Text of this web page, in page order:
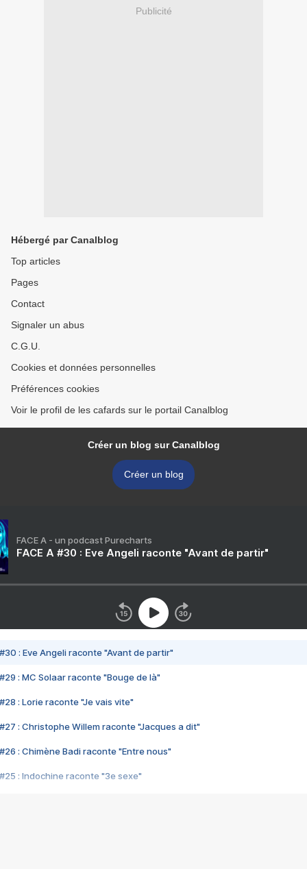
Publicité
Hébergé par Canalblog
Top articles
Pages
Contact
Signaler un abus
C.G.U.
Cookies et données personnelles
Préférences cookies
Voir le profil de les cafards sur le portail Canalblog
Créer un blog sur Canalblog
Créer un blog
FACE A - un podcast Purecharts
FACE A #30 : Eve Angeli raconte "Avant de partir"
#30 : Eve Angeli raconte "Avant de partir"
#29 : MC Solaar raconte "Bouge de là"
#28 : Lorie raconte "Je vais vite"
#27 : Christophe Willem raconte "Jacques a dit"
#26 : Chimène Badi raconte "Entre nous"
#25 : Indochine raconte "3e sexe"